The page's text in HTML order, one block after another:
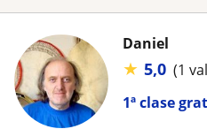
1ª clase
Daniel
★ 5,0 (1